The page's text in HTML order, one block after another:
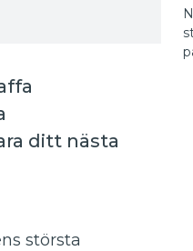
ditt nästa
största